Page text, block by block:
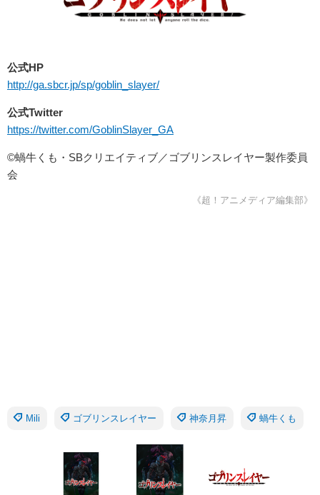
公式HP
http://ga.sbcr.jp/sp/goblin_slayer/
公式Twitter
https://twitter.com/GoblinSlayer_GA
©蝸⽜くも・SBクリエイティブ／ゴブリンスレイヤー製作委員
会
《超！アニメディア編集部》
Mili ゴブリンスレイヤー 神奈月昇 蝸牛くも